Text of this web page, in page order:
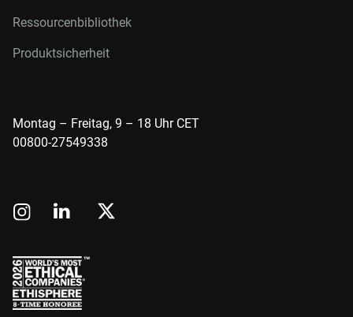
Ressourcenbibliothek
Produktsicherheit
Montag – Freitag, 9 – 18 Uhr CET
00800-27549338